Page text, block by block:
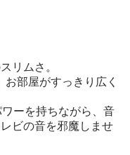
リムさ。
部屋がすっきり広く
ーを持ちながら、音
ビの音を邪魔しませ